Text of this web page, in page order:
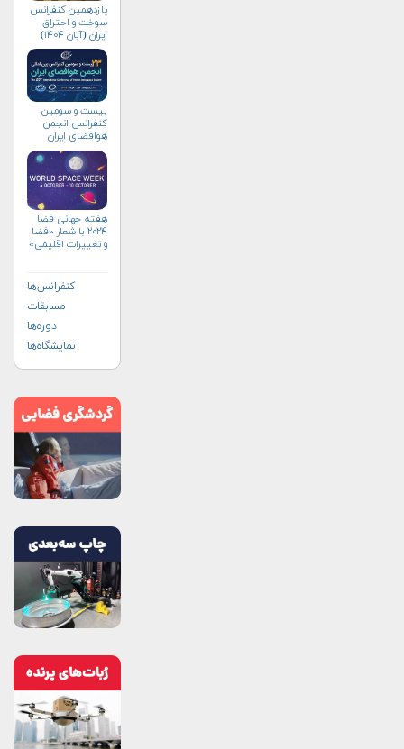
یازدهمین کنفرانس
سوخت و احتراق
ایران (آبان‌ ۱۴۰۴)
بیست و سومین
کنفرانس انجمن
هوافضای ايران
هفته جهانی فضا
۲۰۲۴ با شعار «فضا
و تغییرات اقلیمی»
کنفرانس‌ها
مسابقات
دوره‌ها
نمایشگاه‌ها